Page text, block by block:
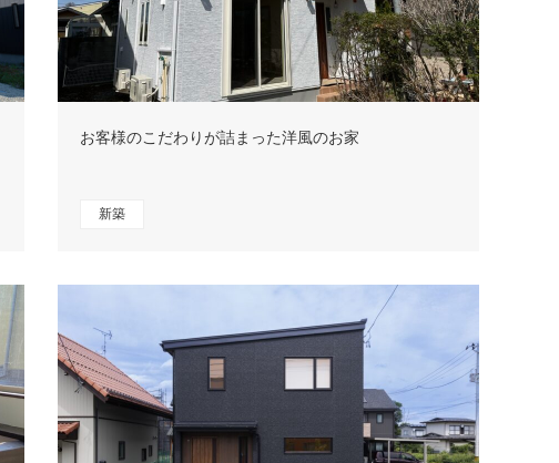
お客様のこだわりが詰まった洋風のお家
新築